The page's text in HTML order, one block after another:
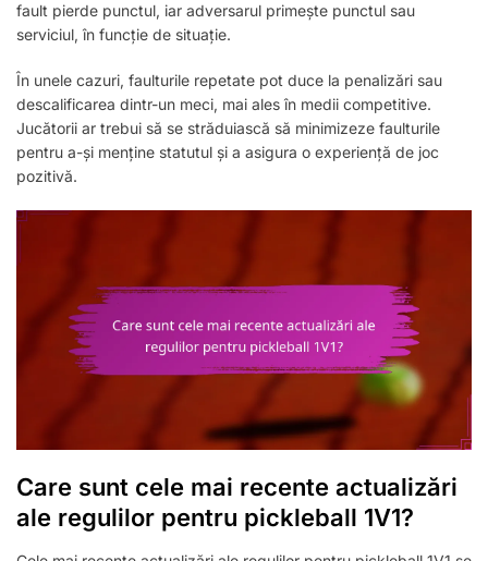
fault pierde punctul, iar adversarul primește punctul sau
serviciul, în funcție de situație.
În unele cazuri, faulturile repetate pot duce la penalizări sau
descalificarea dintr-un meci, mai ales în medii competitive.
Jucătorii ar trebui să se străduiască să minimizeze faulturile
pentru a-și menține statutul și a asigura o experiență de joc
pozitivă.
Care sunt cele mai recente actualizări
ale regulilor pentru pickleball 1V1?